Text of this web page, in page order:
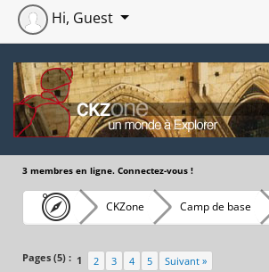
Hi, Guest
3 membres en ligne. Connectez-vous !
CKZone Camp de base
Pages (5) : 1 2 3 4 5 Suivant »